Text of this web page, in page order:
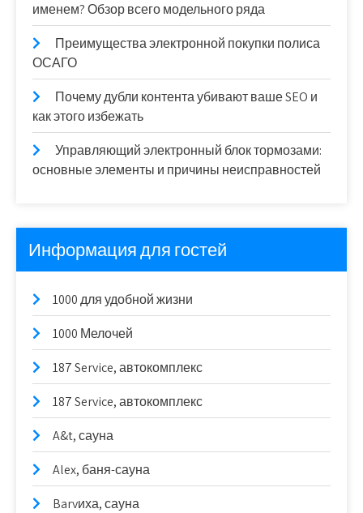
именем? Обзор всего модельного ряда
Преимущества электронной покупки полиса
ОСАГО
Почему дубли контента убивают ваше SEO и
как этого избежать
Управляющий электронный блок тормозами:
основные элементы и причины неисправностей
Информация для гостей
1000 для удобной жизни
1000 Мелочей
187 Service, автокомплекс
187 Service, автокомплекс
A&t, сауна
Alex, баня-сауна
Barvиха, сауна